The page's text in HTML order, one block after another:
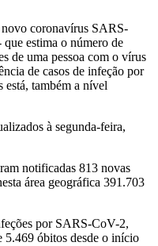
coronavírus SARS-
estima o número de
de uma pessoa com o vírus
de casos de infeção por
está, também a nível
à segunda-feira,
notificadas 813 novas
área geográfica 391.703
por SARS-CoV-2,
5.469 óbitos desde o início